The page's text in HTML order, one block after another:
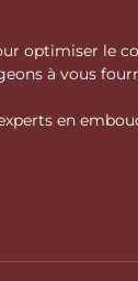
optimiser le
à vous
en